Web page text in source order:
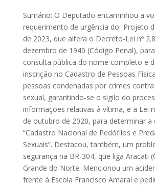
Sumário: O Deputado encaminhou a
requerimento de urgência do Projeto
de 2023, que altera o Decreto-Lei nº
dezembro de 1940 (Código Penal),
consulta pública do nome completo e
inscrição no Cadastro de Pessoas
pessoas condenadas por crimes
sexual, garantindo-se o sigilo do
informações relativas à vítima, e a Lei
de outubro de 2020, para determinar a
“Cadastro Nacional de Pedófilos e
Sexuais”. Destacou, também, um
segurança na BR-304, que liga Aracati
Grande do Norte. Mencionou um
frente à Escola Francisco Amaral e